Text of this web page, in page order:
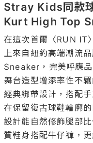
Stray Kids同款
Kurt High Top
在這次首爾〈RUN IT
上來自紐約高端潮流
Sneaker，完美呼應
舞台造型增添率性不
經典綁帶設計，搭配
在保留復古球鞋輪廓
設計能自然修飾腿部
質鞋身搭配牛仔褲，